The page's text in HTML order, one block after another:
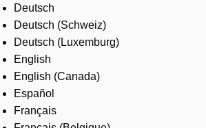
About us
Where to buy
Contact us
Careers
Deutsch
Deutsch (Schweiz)
Deutsch (Luxemburg)
English
English (Canada)
Español
Français